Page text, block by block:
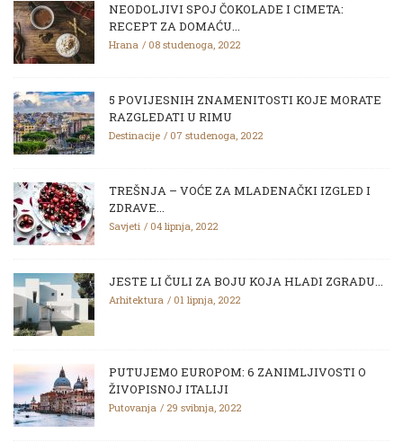
NEODOLJIVI SPOJ ČOKOLADE I CIMETA:
RECEPT ZA DOMAĆU...
Hrana 08 studenoga, 2022
5 POVIJESNIH ZNAMENITOSTI KOJE MORATE
RAZGLEDATI U RIMU
Destinacije 07 studenoga, 2022
TREŠNJA – VOĆE ZA MLADENAČKI IZGLED I
ZDRAVE...
Savjeti 04 lipnja, 2022
JESTE LI ČULI ZA BOJU KOJA HLADI ZGRADU...
Arhitektura 01 lipnja, 2022
PUTUJEMO EUROPOM: 6 ZANIMLJIVOSTI O
ŽIVOPISNOJ ITALIJI
Putovanja 29 svibnja, 2022